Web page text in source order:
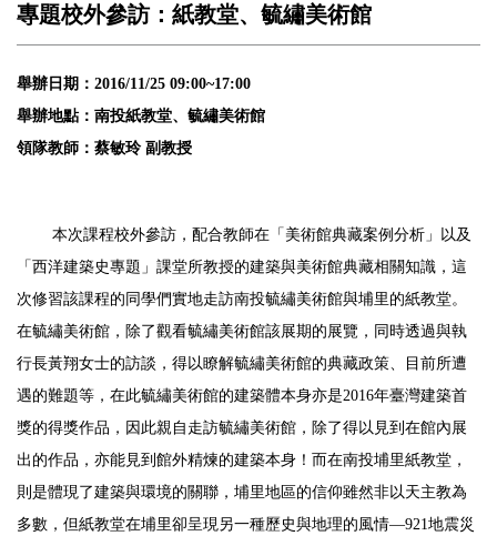
專題校外參訪：紙教堂、毓繡美術館
舉辦日期：2016/11/25 09:00~17:00
舉辦地點：南投紙教堂、毓繡美術館
領隊教師：蔡敏玲 副教授
本次課程校外參訪，配合教師在「美術館典藏案例分析」以及
「西洋建築史專題」課堂所教授的建築與美術館典藏相關知識，這
次修習該課程的同學們實地走訪南投毓繡美術館與埔里的紙教堂。
在毓繡美術館，除了觀看毓繡美術館該展期的展覽，同時透過與執
行長黃翔女士的訪談，得以瞭解毓繡美術館的典藏政策、目前所遭
遇的難題等，在此毓繡美術館的建築體本身亦是2016年臺灣建築首
獎的得獎作品，因此親自走訪毓繡美術館，除了得以見到在館內展
出的作品，亦能見到館外精煉的建築本身！而在南投埔里紙教堂，
則是體現了建築與環境的關聯，埔里地區的信仰雖然非以天主教為
多數，但紙教堂在埔里卻呈現另一種歷史與地理的風情—921地震災